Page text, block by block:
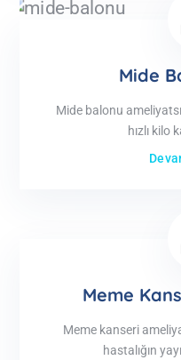
Mide
Mide balonu
hızlı kilo
Meme
Meme kanseri
hastalığın